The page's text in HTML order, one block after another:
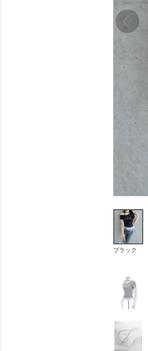
ブラック